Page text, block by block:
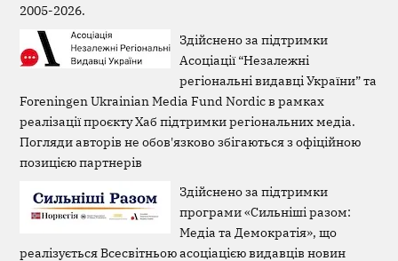
2005-2026.
Здійснено за підтримки
Асоціації “Незалежні
регіональні видавці України” та
Foreningen Ukrainian Media Fund Nordic в рамках
реалізації проєкту Хаб підтримки регіональних медіа.
Погляди авторів не обов'язково збігаються з офіційною
позицією партнерів
Здійснено за підтримки
програми «Сильніші разом:
Медіа та Демократія», що
реалізується Всесвітньою асоціацією видавців новин